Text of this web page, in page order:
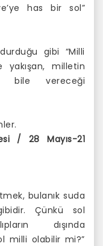
has bir sol”
gibi “Milli
yakışan, milletin
bile vereceği
/ 28 Mayıs-21
bulanık suda
Çünkü sol
dışında
milli olabilir mi?”